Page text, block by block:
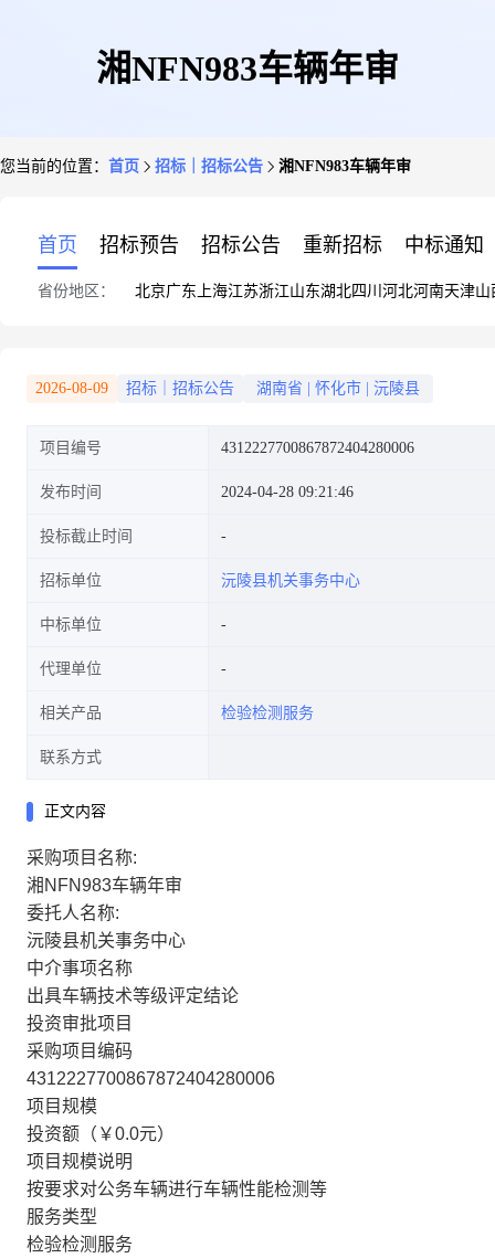
湘NFN983车辆年审
您当前的位置： 首页 招标｜招标公告 湘NFN983车辆年审
首页 招标预告 招标公告 重新招标 中标通知
省份地区： 北京广东 上海江苏浙江山东湖北四川 河北河南天津山
2026-08-09 招标｜招标公告 湖南省 怀化市 沅陵县
项目编号 4312227700867872404280006
发布时间 2024-04-28 09:21:46
投标截止时间
招标单位 沅陵县机关事务中心
中标单位
代理单位
相关产品 检验检测服务
联系方式
正文内容
采购项目名称:
湘NFN983车辆年审
委托人名称:
沅陵县机关事务中心
中介事项名称
出具车辆技术等级评定结论
投资审批项目
采购项目编码
4312227700867872404280006
项目规模
投资额（￥0.0元）
项目规模说明
按要求对公务车辆进行车辆性能检测等
服务类型
检验检测服务